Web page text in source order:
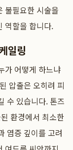
불필요한 시술을
역할을 합니다.
일링
가 어떻게 하느냐
압출은 오히려 피
수 있습니다. 톤즈
환경에서 최소한
염증 깊이를 고려